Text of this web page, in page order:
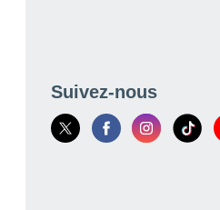
Suivez-nous